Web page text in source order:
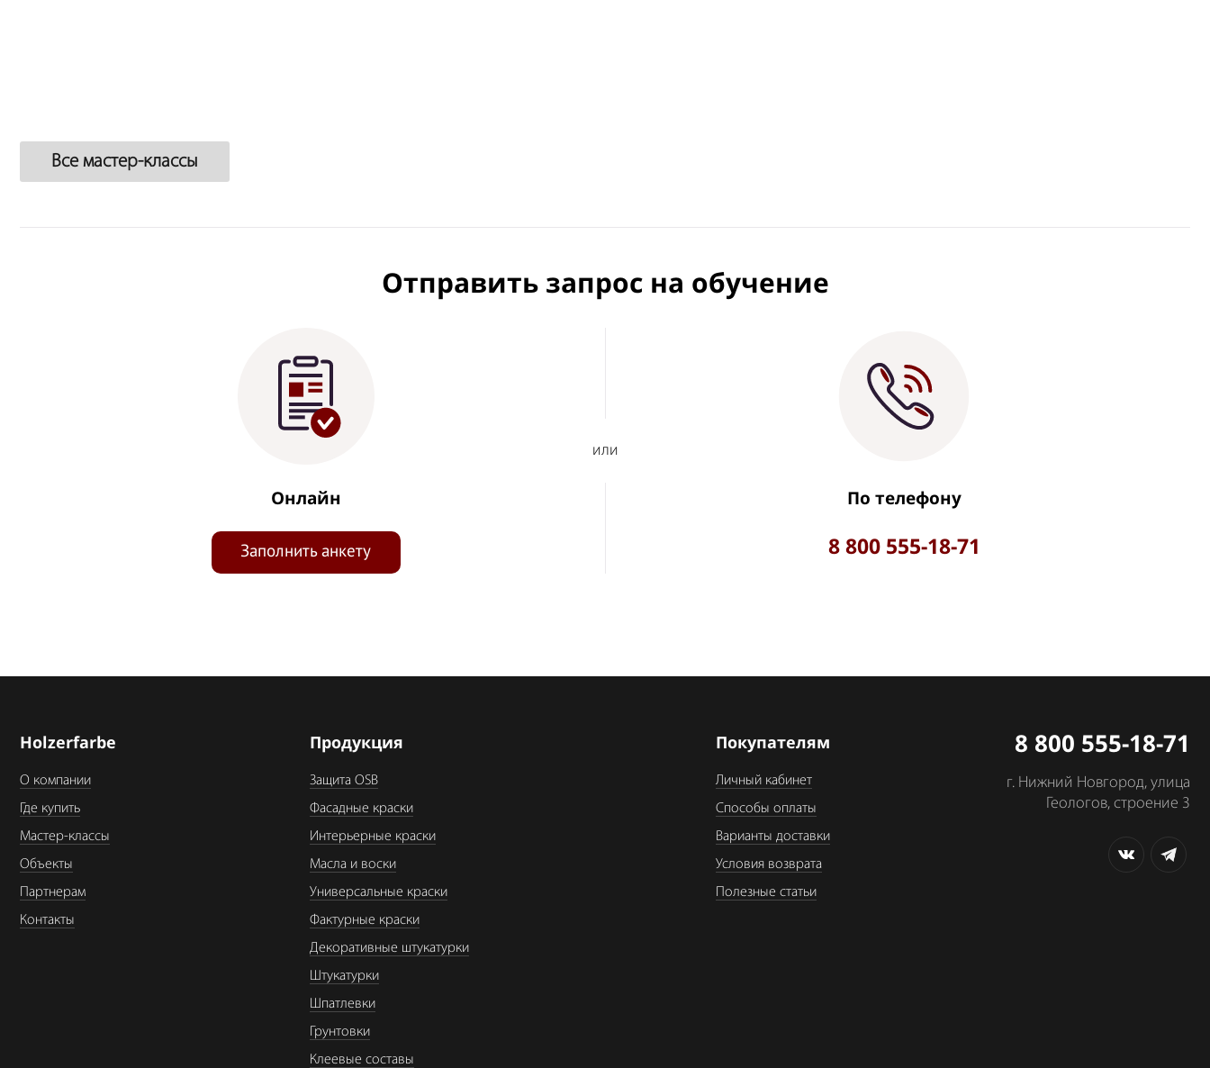
Все мастер-классы
Отправить запрос на обучение
Онлайн
Заполнить анкету
или
По телефону
8 800 555-18-71
Holzerfarbe
О компании
Где купить
Мастер-классы
Объекты
Партнерам
Контакты
Продукция
Защита OSB
Фасадные краски
Интерьерные краски
Масла и воски
Универсальные краски
Фактурные краски
Декоративные штукатурки
Штукатурки
Шпатлевки
Грунтовки
Клеевые составы
Покупателям
Личный кабинет
Способы оплаты
Варианты доставки
Условия возврата
Полезные статьи
8 800 555-18-71
г. Нижний Новгород, улица
Геологов, строение 3